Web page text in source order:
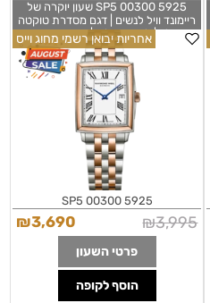
5925 SP5 00300 שעון יוקרה של
ריימונד וויל לנשים | דגם מסדרת טוקטה
רוז גולד | לוח רומי לבן | שנתיים אחריות
יבואן רשמי | Raymond Weil Toccata
Quartz White Dial Ladies Watch
5925-SP5-00300
אחריות יבואן רשמי מחוג וייס
5925 SP5 00300
₪3,995
₪3,690
פרטי השעון
הוסף לקופה